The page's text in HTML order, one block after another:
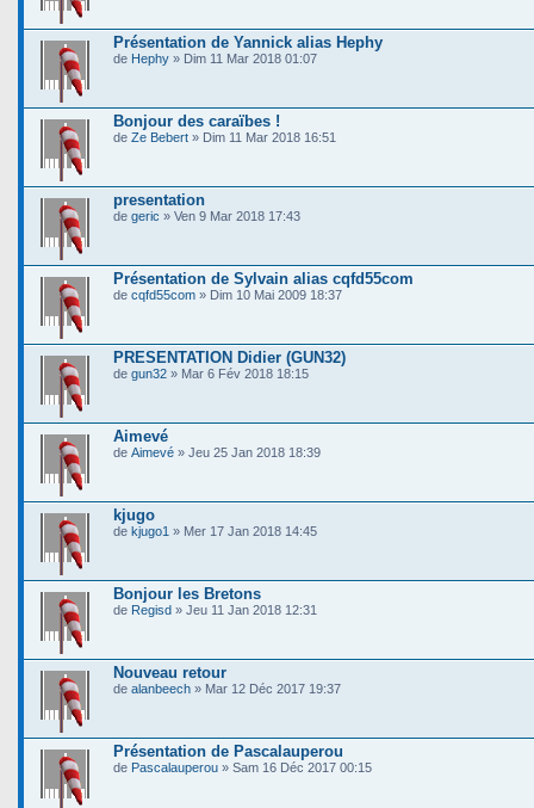
Présentation de Yannick alias Hephy
de Hephy » Dim 11 Mar 2018 01:07
Bonjour des caraïbes !
de Ze Bebert » Dim 11 Mar 2018 16:51
presentation
de geric » Ven 9 Mar 2018 17:43
Présentation de Sylvain alias cqfd55com
de cqfd55com » Dim 10 Mai 2009 18:37
PRESENTATION Didier (GUN32)
de gun32 » Mar 6 Fév 2018 18:15
Aimevé
de Aimevé » Jeu 25 Jan 2018 18:39
kjugo
de kjugo1 » Mer 17 Jan 2018 14:45
Bonjour les Bretons
de Regisd » Jeu 11 Jan 2018 12:31
Nouveau retour
de alanbeech » Mar 12 Déc 2017 19:37
Présentation de Pascalauperou
de Pascalauperou » Sam 16 Déc 2017 00:15